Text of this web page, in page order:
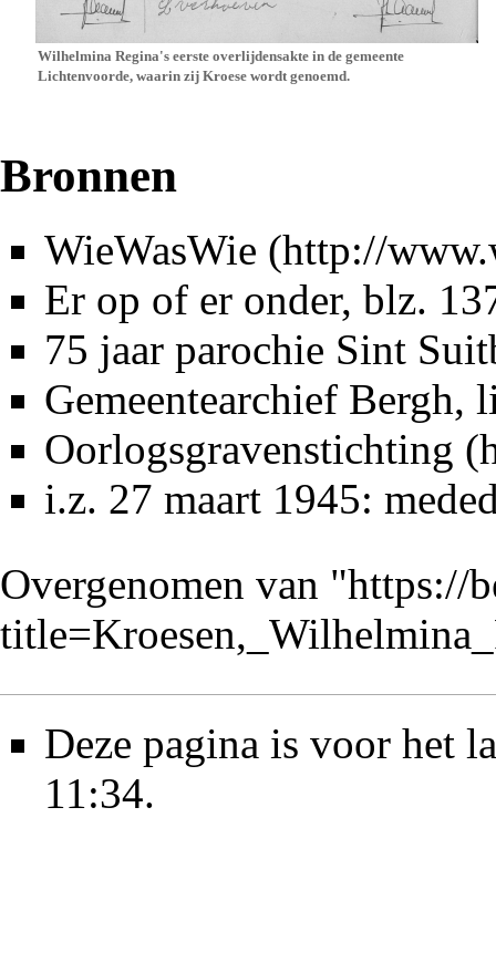
Wilhelmina Regina's eerste overlijdensakte in de gemeente
Lichtenvoorde, waarin zij Kroese wordt genoemd.
Bronnen
WieWasWie
Er op of er onder, blz.
75 jaar parochie Sint
Gemeentearchief Bergh,
Oorlogsgravenstichting
i.z. 27 maart 1945:
Overgenomen van "https://
Deze pagina is voor het
11:34.